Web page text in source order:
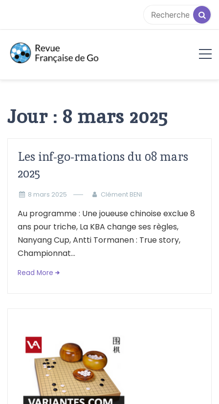
contenu
Jour : 8 mars 2025
Les inf-go-rmations du 08 mars
2025
8 mars 2025 Clément BENI
Au programme : Une joueuse chinoise exclue 8
ans pour triche, La KBA change ses règles,
Nanyang Cup, Antti Tormanen : True story,
Championnat...
Read More